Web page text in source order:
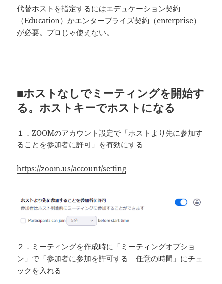
代替ホストを指定するにはエデュケーション契約
（Education）かエンタープライズ契約（enterprise）
が必要。プロじゃ使えない。
■ホストなしでミーティングを開始す
る。ホストキーでホストになる
１．ZOOMのアカウント設定で「ホストより先に参加す
ることを参加者に許可」を有効にする
https://zoom.us/account/setting
２．ミーティングを作成時に「ミーティングオプショ
ン」で「参加者に参加を許可する 任意の時間」にチェ
ックを入れる